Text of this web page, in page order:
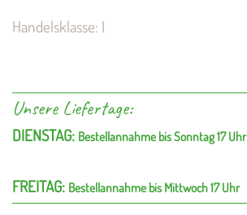
Handelsklasse: I
Unsere Liefertage:
DIENSTAG: Bestellannahme bis Sonntag 17 Uhr
FREITAG: Bestellannahme bis Mittwoch 17 Uhr